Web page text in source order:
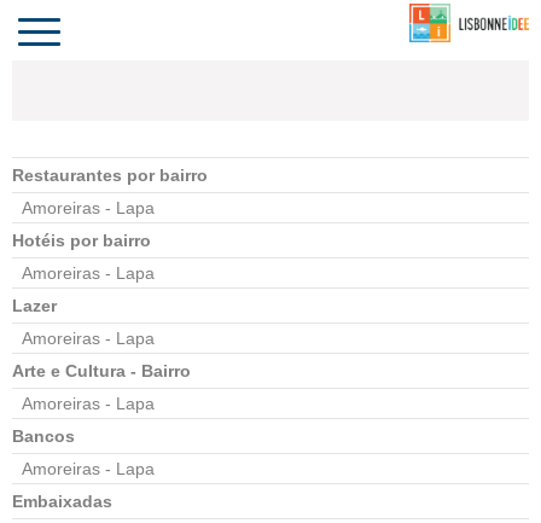
PORTUGAL
Toggle
navigation
Restaurantes por bairro
Amoreiras - Lapa
Hotéis por bairro
Amoreiras - Lapa
Lazer
Amoreiras - Lapa
Arte e Cultura - Bairro
Amoreiras - Lapa
Bancos
Amoreiras - Lapa
Embaixadas